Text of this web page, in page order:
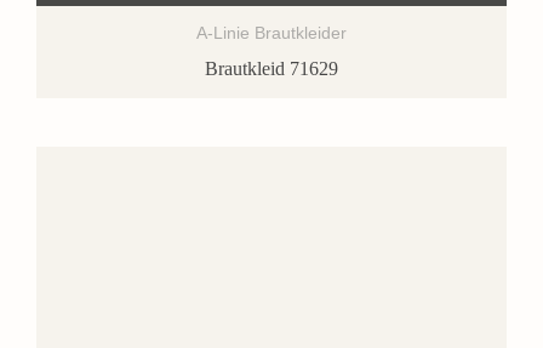
A-Linie Brautkleider
Brautkleid 71629